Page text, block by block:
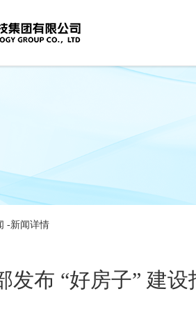
-新闻详情
发布 “好房子” 建